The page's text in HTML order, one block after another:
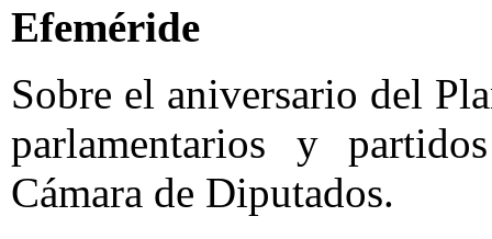
Efeméride
Sobre el aniversario del
parlamentarios y
Cámara de Diputados.